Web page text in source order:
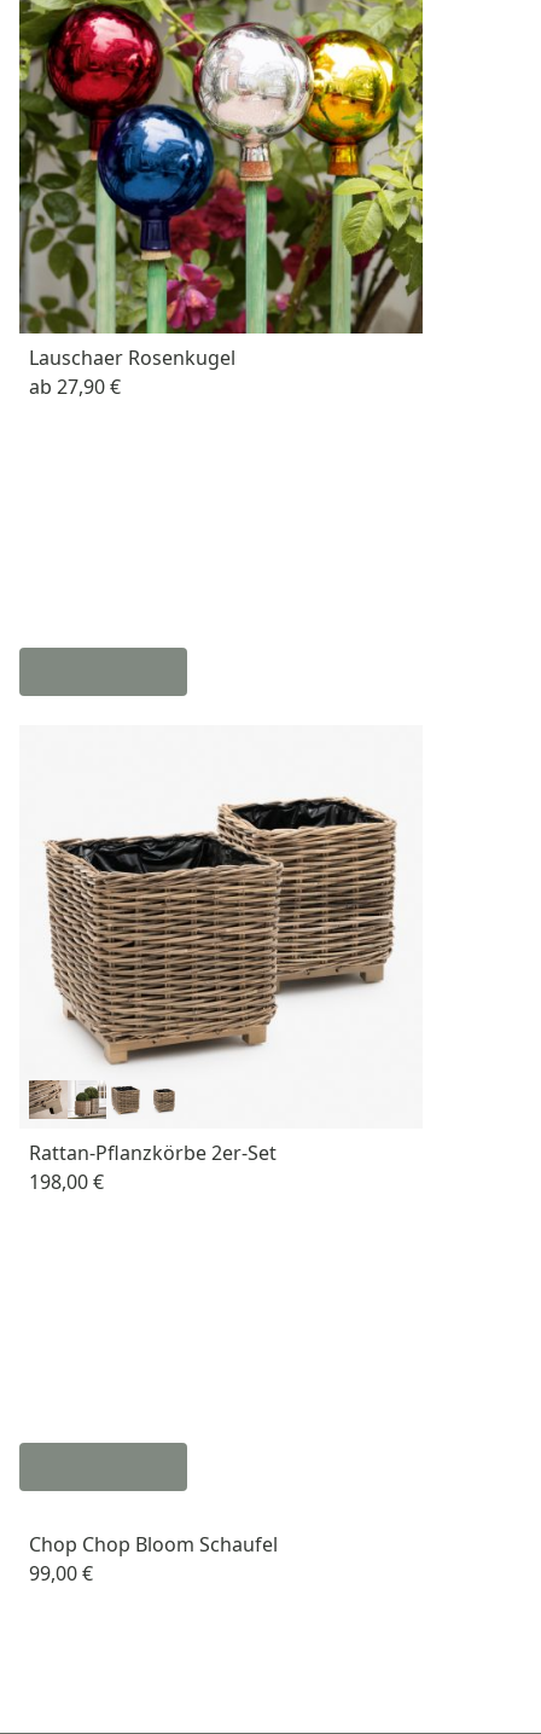
Lauschaer Rosenkugel
ab 27,90 €
Rattan-Pflanzkörbe 2er-Set
198,00 €
Chop Chop Bloom Schaufel
99,00 €